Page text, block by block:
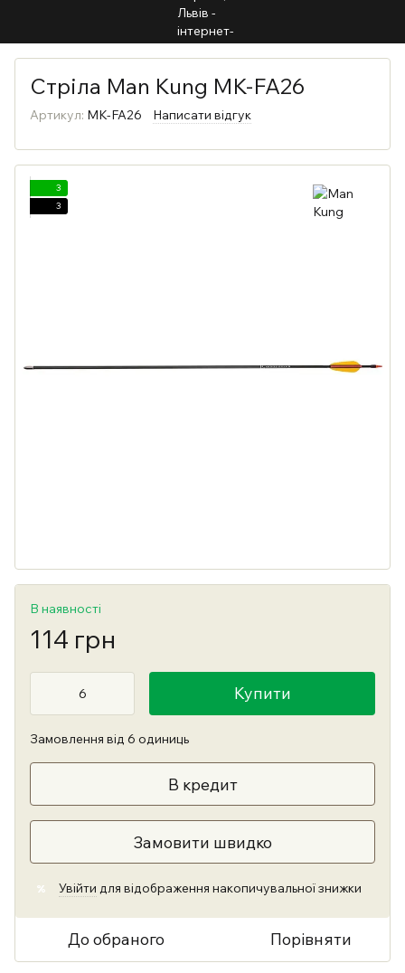
Стріла Man Kung MK-FA26
Артикул: MK-FA26 Написати відгук
3
3
В наявності
114 грн
Купити
Замовлення від 6 одиниць
В кредит
Замовити швидко
% Увійти для відображення накопичувальної знижки
До обраного Порівняти